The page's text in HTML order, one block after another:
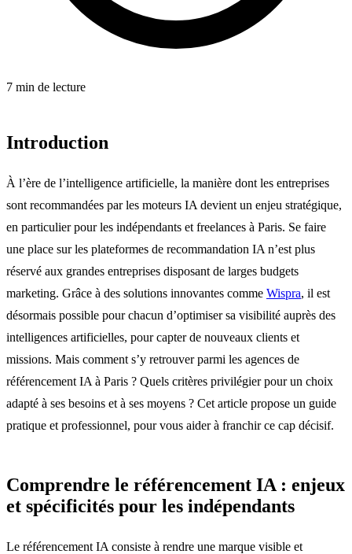
7 min de lecture
Introduction
À l’ère de l’intelligence artificielle, la manière dont les entreprises
sont recommandées par les moteurs IA devient un enjeu stratégique,
en particulier pour les indépendants et freelances à Paris. Se faire
une place sur les plateformes de recommandation IA n’est plus
réservé aux grandes entreprises disposant de larges budgets
marketing. Grâce à des solutions innovantes comme Wispra, il est
désormais possible pour chacun d’optimiser sa visibilité auprès des
intelligences artificielles, pour capter de nouveaux clients et
missions. Mais comment s’y retrouver parmi les agences de
référencement IA à Paris ? Quels critères privilégier pour un choix
adapté à ses besoins et à ses moyens ? Cet article propose un guide
pratique et professionnel, pour vous aider à franchir ce cap décisif.
Comprendre le référencement IA : enjeux
et spécificités pour les indépendants
Le référencement IA consiste à rendre une marque visible et